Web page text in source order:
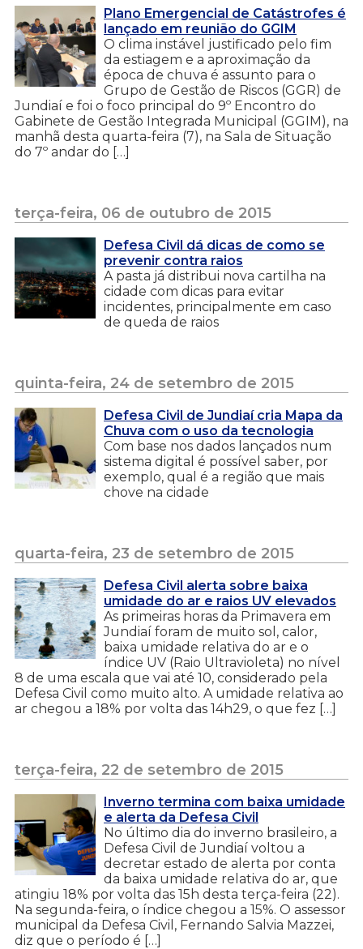
Plano Emergencial de Catástrofes é
lançado em reunião do GGIM
O clima instável justificado pelo fim
da estiagem e a aproximação da
época de chuva é assunto para o
Grupo de Gestão de Riscos (GGR) de
Jundiaí e foi o foco principal do 9º Encontro do
Gabinete de Gestão Integrada Municipal (GGIM), na
manhã desta quarta-feira (7), na Sala de Situação
do 7º andar do […]
terça-feira, 06 de outubro de 2015
Defesa Civil dá dicas de como se
prevenir contra raios
A pasta já distribui nova cartilha na
cidade com dicas para evitar
incidentes, principalmente em caso
de queda de raios
quinta-feira, 24 de setembro de 2015
Defesa Civil de Jundiaí cria Mapa da
Chuva com o uso da tecnologia
Com base nos dados lançados num
sistema digital é possível saber, por
exemplo, qual é a região que mais
chove na cidade
quarta-feira, 23 de setembro de 2015
Defesa Civil alerta sobre baixa
umidade do ar e raios UV elevados
As primeiras horas da Primavera em
Jundiaí foram de muito sol, calor,
baixa umidade relativa do ar e o
índice UV (Raio Ultravioleta) no nível
8 de uma escala que vai até 10, considerado pela
Defesa Civil como muito alto. A umidade relativa ao
ar chegou a 18% por volta das 14h29, o que fez […]
terça-feira, 22 de setembro de 2015
Inverno termina com baixa umidade
e alerta da Defesa Civil
No último dia do inverno brasileiro, a
Defesa Civil de Jundiaí voltou a
decretar estado de alerta por conta
da baixa umidade relativa do ar, que
atingiu 18% por volta das 15h desta terça-feira (22).
Na segunda-feira, o índice chegou a 15%. O assessor
municipal da Defesa Civil, Fernando Salvia Mazzei,
diz que o período é […]